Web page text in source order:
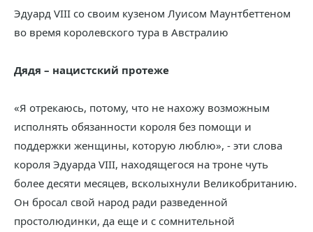
Эдуард VIII со своим кузеном Луисом Маунтбеттеном
во время королевского тура в Австралию
Дядя – нацистский протеже
«Я отрекаюсь, потому, что не нахожу возможным
исполнять обязанности короля без помощи и
поддержки женщины, которую люблю», - эти слова
короля Эдуарда VIII, находящегося на троне чуть
более десяти месяцев, всколыхнули Великобританию.
Он бросал свой народ ради разведенной
простолюдинки, да еще и с сомнительной